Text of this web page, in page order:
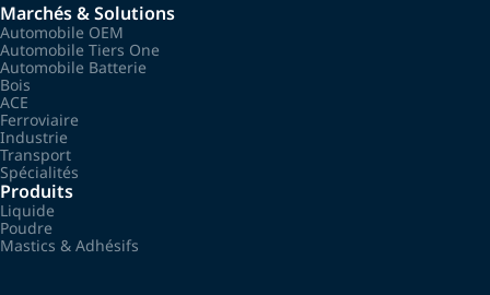
Marchés & Solutions
Automobile OEM
Automobile Tiers One
Automobile Batterie
Bois
ACE
Ferroviaire
Industrie
Transport
Spécialités
Produits
Liquide
Poudre
Mastics & Adhésifs